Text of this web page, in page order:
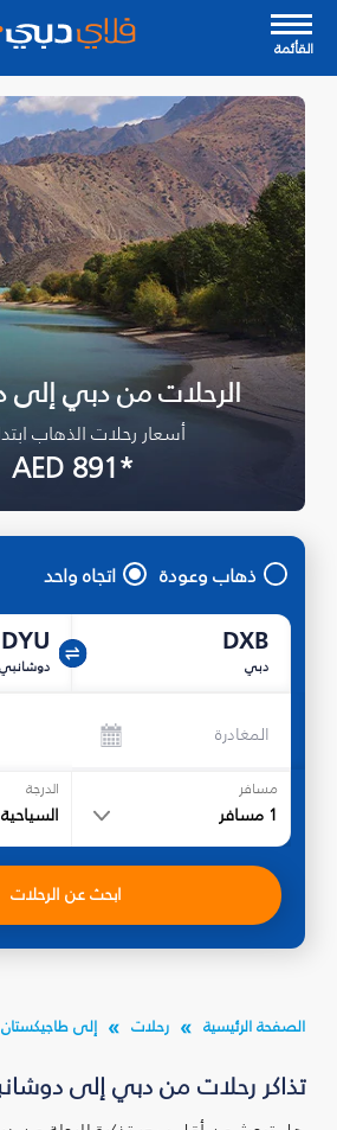
القأئمة
الرحلات من دبي
أسعار رحلات الذهاب
*AED 891
ذهاب وعودة اتجاه واحد
DXB
دبي
DYU
دوشانبي
المغادرة
مسافر
1 مسافر
الدرجة
السياحية
ابحث عن الرحلات
الصفحة الرئيسية رحلات إلى طاجيكستان
تذاكر رحلات من دبي إلى